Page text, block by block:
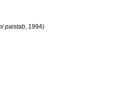
paistab, 1994)